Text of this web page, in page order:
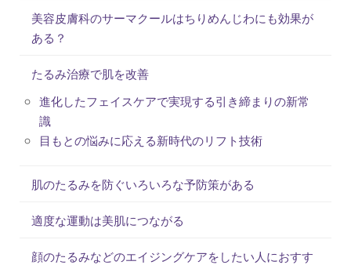
美容皮膚科のサーマクールはちりめんじわにも効果が
ある？
たるみ治療で肌を改善
進化したフェイスケアで実現する引き締まりの新常
識
目もとの悩みに応える新時代のリフト技術
肌のたるみを防ぐいろいろな予防策がある
適度な運動は美肌につながる
顔のたるみなどのエイジングケアをしたい人におすす